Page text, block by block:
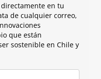
en tu
de cualquier correo,
que están
sostenible en Chile y